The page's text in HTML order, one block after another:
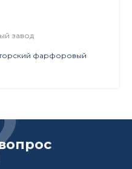
завод
фарфоровый